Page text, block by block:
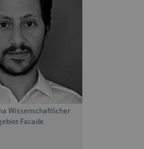
Wissenschaftlicher
Facade